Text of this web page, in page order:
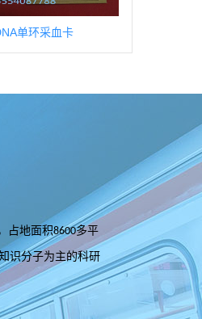
单环采血卡
占地面积8600多平
识分子为主的科研